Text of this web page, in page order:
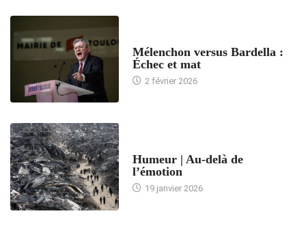
Mélenchon versus Bardella :
Échec et mat
2 février 2026
Humeur | Au-delà de
l’émotion
19 janvier 2026